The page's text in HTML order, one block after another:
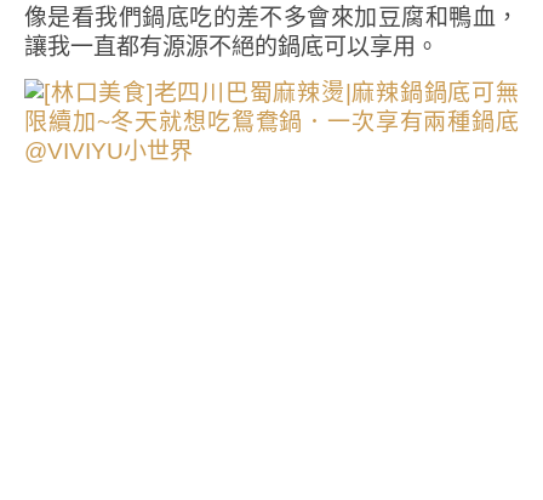
像是看我們鍋底吃的差不多會來加豆腐和鴨血，
讓我一直都有源源不絕的鍋底可以享用。